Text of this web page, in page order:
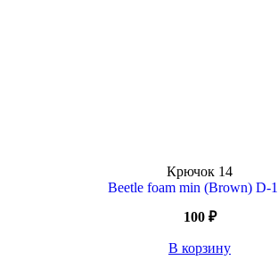
Крючок 14
Beetle foam min (Brown) D-
100 ₽
В корзину